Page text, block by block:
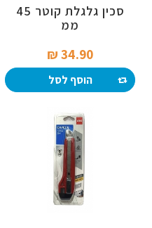
סכין גלגלת קוטר 45
ממ
34.90 ₪‎
הוסף לסל